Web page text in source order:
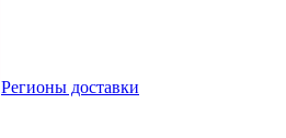
Регионы доставки